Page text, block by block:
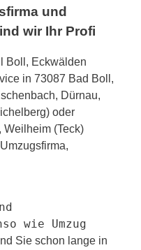
und
wir Ihr Profi
Boll, Eckwälden
in 73087 Bad Boll,
Dürnau,
oder
Weilheim (Teck)
wie Umzug
Sie schon lange in